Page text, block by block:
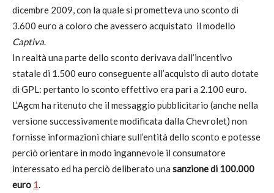
dicembre 2009, con la quale si prometteva uno sconto di
3.600 euro a coloro che avessero acquistato il modello
Captiva.
In realtà una parte dello sconto derivava dall’incentivo
statale di 1.500 euro conseguente all’acquisto di auto dotate
di GPL: pertanto lo sconto effettivo era pari a 2.100 euro.
L’Agcm ha ritenuto che il messaggio pubblicitario (anche nella
versione successivamente modificata dalla Chevrolet) non
fornisse informazioni chiare sull’entità dello sconto e potesse
perciò orientare in modo ingannevole il consumatore
interessato ed ha perciò deliberato una sanzione di 100.000
euro 1.